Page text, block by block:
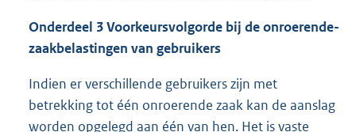
Onderdeel 3 Voorkeursvolgorde bij de onroerende-
zaakbelastingen van gebruikers
Indien er verschillende gebruikers zijn met
betrekking tot één onroerende zaak kan de aanslag
worden opgelegd aan één van hen. Het is vaste